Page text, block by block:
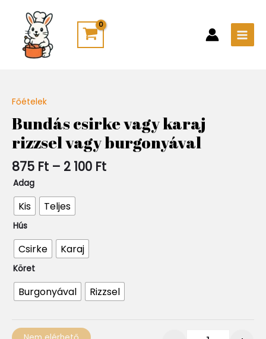
content
Főételek
Bundás csirke vagy karaj
rizzsel vagy burgonyával
875 Ft – 2 100 Ft
875 Ft
-
2
100 Ft
Adag
Kis Teljes
Hús
Csirke Karaj
Köret
Burgonyával Rizzsel